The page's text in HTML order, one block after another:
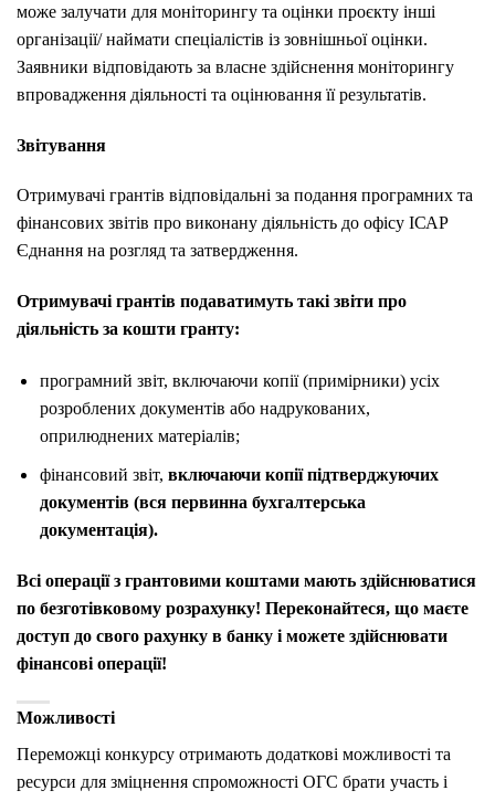
може залучати для моніторингу та оцінки проєкту інші
організації/ наймати спеціалістів із зовнішньої оцінки.
Заявники відповідають за власне здійснення моніторингу
впровадження діяльності та оцінювання її результатів.
Звітування
Отримувачі грантів відповідальні за подання програмних та
фінансових звітів про виконану діяльність до офісу ІСАР
Єднання на розгляд та затвердження.
Отримувачі грантів подаватимуть такі звіти про
діяльність за кошти гранту:
програмний звіт, включаючи копії (примірники) усіх
розроблених документів або надрукованих,
оприлюднених матеріалів;
фінансовий звіт, включаючи копії підтверджуючих
документів (вся первинна бухгалтерська
документація).
Всі операції з грантовими коштами мають здійснюватися
по безготівковому розрахунку! Переконайтеся, що маєте
доступ до свого рахунку в банку і можете здійснювати
фінансові операції!
Можливості
Переможці конкурсу отримають додаткові можливості та
ресурси для зміцнення спроможності ОГС брати участь і